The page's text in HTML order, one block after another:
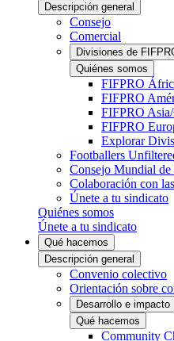
Descripción general
Consejo
Comercial
Divisiones de
Quiénes somos
FIFPRO
FIFPRO
FIFPRO
FIFPRO
Explorar
Footballers
Consejo Mundial de
Colaboración con
Únete a tu sindicato
Quiénes somos
Únete a tu sindicato
Qué hacemos
Descripción general
Convenio colectivo
Orientación sobre
Desarrollo e impacto
Qué hacemos
Community